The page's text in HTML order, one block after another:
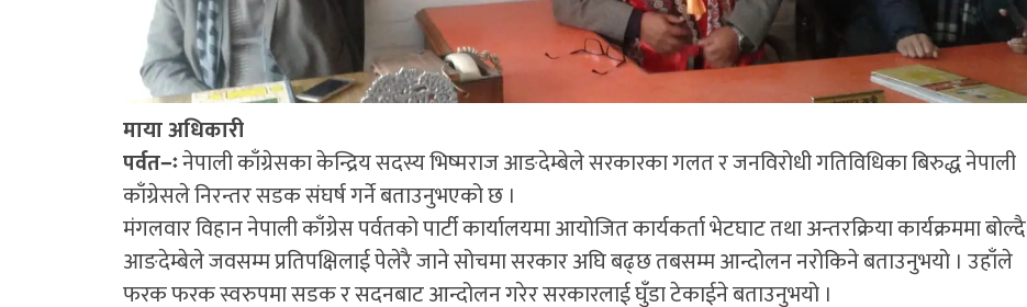
माया अधिकारी
पर्वत–ःनेपाली काँग्रेसका केन्द्रिय सदस्य भिष्मराज आङदेम्बेले सरकारका गलत र जनविरोधी गतिविधिका बिरुद्ध नेपाली
काँग्रेसले निरन्तर सडक संघर्ष गर्ने बताउनुभएको छ ।
मंगलवार विहान नेपाली काँग्रेस पर्वतको पार्टी कार्यालयमा आयोजित कार्यकर्ता भेटघाट तथा अन्तरक्रिया कार्यक्रममा बोल्दै
आङदेम्बेले जवसम्म प्रतिपक्षिलाई पेलेरै जाने सोचमा सरकार अघि बढ्छ तबसम्म आन्दोलन नरोकिने बताउनुभयो । उहाँले
फरक फरक स्वरुपमा सडक र सदनबाट आन्दोलन गरेर सरकारलाई घुँडा टेकाईने बताउनुभयो ।